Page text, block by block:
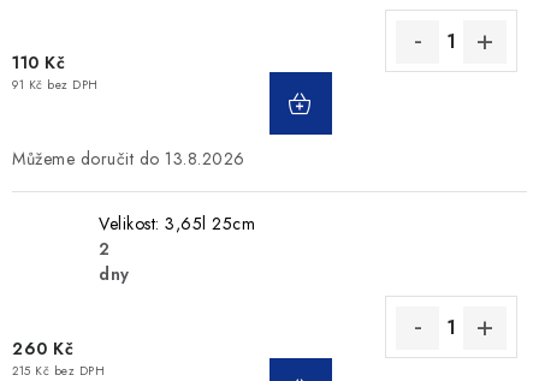
110 Kč
91 Kč bez DPH
13.8.2026
Velikost: 3,65l 25cm
2
dny
260 Kč
215 Kč bez DPH